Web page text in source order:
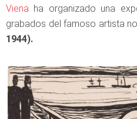
Viena ha organizado una
grabados del famoso artista
1944).